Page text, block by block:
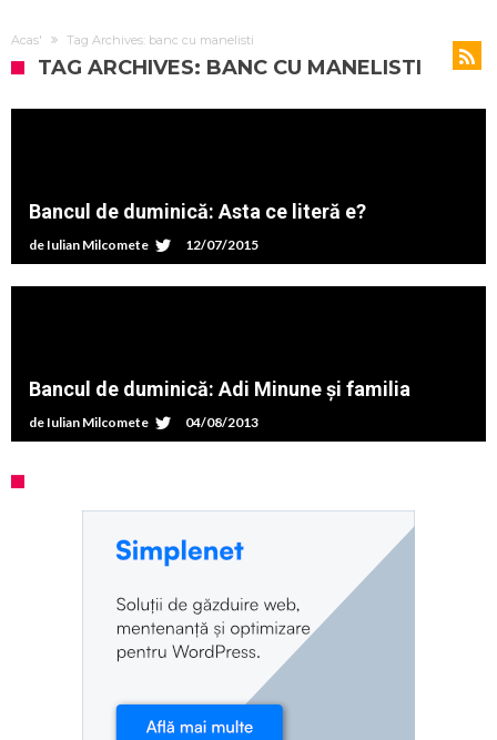
Acas' Tag Archives: banc cu manelisti
TAG ARCHIVES: BANC CU MANELISTI
Bancul de duminică: Asta ce literă e?
de Iulian Milcomete 12/07/2015
Bancul de duminică: Adi Minune și familia
de Iulian Milcomete 04/08/2013